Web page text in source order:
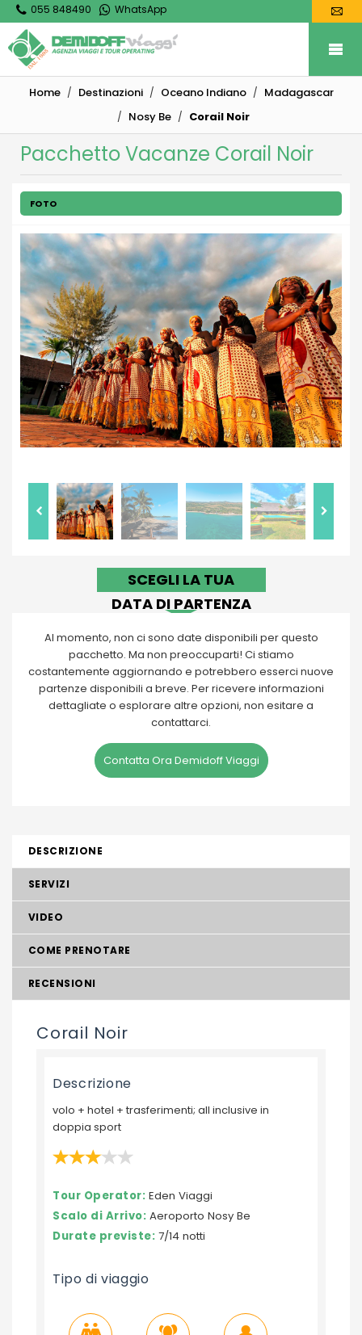
055 848490 WhatsApp
Home Destinazioni Oceano Indiano
Madagascar
Nosy Be
Corail Noir
Pacchetto Vacanze Corail Noir
FOTO
SCEGLI LA TUA
DATA DI PARTENZA
Al momento, non ci sono date disponibili per questo
pacchetto. Ma non preoccuparti! Ci stiamo
costantemente aggiornando e potrebbero esserci nuove
partenze disponibili a breve. Per ricevere informazioni
dettagliate o esplorare altre opzioni, non esitare a
contattarci.
Contatta Ora Demidoff Viaggi
DESCRIZIONE
SERVIZI
VIDEO
COME PRENOTARE
RECENSIONI
Corail Noir
Descrizione
volo + hotel + trasferimenti; all inclusive in
doppia sport
Tour Operator: Eden Viaggi
Scalo di Arrivo: Aeroporto Nosy Be
Durate previste: 7/14 notti
Tipo di viaggio